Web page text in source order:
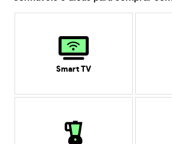
Smart TV